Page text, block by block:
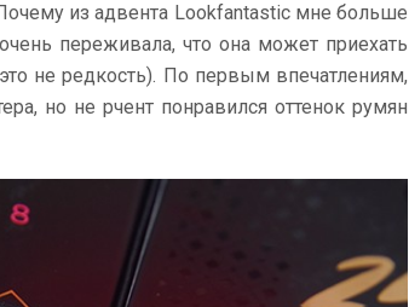
из адвента Lookfantastic мне больше
переживала, что она может приехать
не редкость). По первым впечатлениям,
но не рчент понравился оттенок румян